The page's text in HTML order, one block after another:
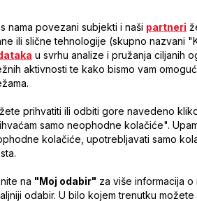
XXL ZN655H66
koktelom vitamina od
svježeg voća i povrća!
Usporedi
nama povezani subjekti i naši partneri
ili slične tehnologije (skupno nazvani
u svrhu analize i pružanja ciljanih
aktivnosti te kako bismo vam
prihvatiti ili odbiti gore navedeno
samo neophodne kolačiće".
kolačiće, upotrebljavati samo
na "Moj odabir" za više informacija
odabir. U bilo kojem trenutku možete